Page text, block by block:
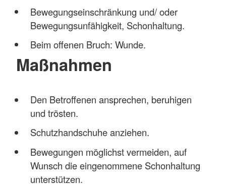
Bewegungseinschränkung und/ oder
Bewegungsunfähigkeit, Schonhaltung.
Beim offenen Bruch: Wunde.
Maßnahmen
Den Betroffenen ansprechen, beruhigen
und trösten.
Schutzhandschuhe anziehen.
Bewegungen möglichst vermeiden, auf
Wunsch die eingenommene Schonhaltung
unterstützen.